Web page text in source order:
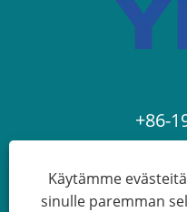
+86-
Käytämme
sinulle paremman